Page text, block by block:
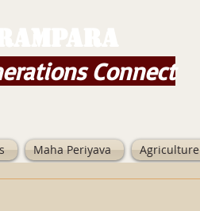
Connect
Maha Periyava Agriculture